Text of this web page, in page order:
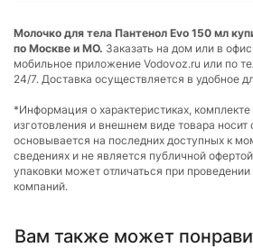
Молочко для тела Пантенол Evo 150 мл
по Москве и МО. Заказать на дом или в
мобильное приложение Vodovoz.ru или по
24/7. Доставка осуществляется в удобное
*Информация о характеристиках, комплекте
изготовления и внешнем виде товара носит
основывается на последних доступных к
сведениях и не является публичной
упаковки может отличаться при
компаний.
Вам также может